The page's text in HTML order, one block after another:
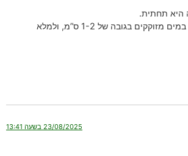
היא תחתית.
להעמיד את העציץ במים מזוקקים בגובה של 1-2 ס”מ, ולמלא
23/08/2025 בשעה 13:41